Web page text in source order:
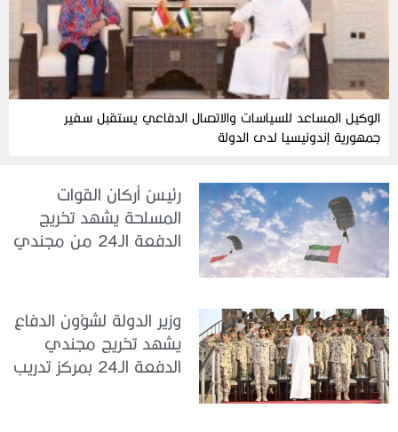
الوكيل المساعد للسياسات والاتصال الدفاعي يستقبل سفير
جمهورية إندونيسيا لدى الدولة
رئيسُ أركان القوات
المسلحة يشهد تخريج
الدفعة الـ24 من مجندي
وزير الدولة لشؤون الدفاع
يشهد تخريج مجندي
الدفعة الـ24 بمركز تدريب